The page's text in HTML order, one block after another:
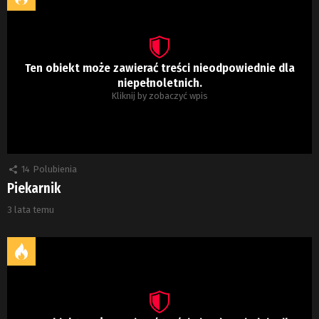
Ten obiekt może zawierać treści nieodpowiednie dla
niepełnoletnich.
Kliknij by zobaczyć wpis
14 Polubienia
Piekarnik
3 lata temu